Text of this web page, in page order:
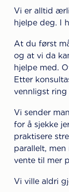
Vi er alltid
hjelpe deg. I
At du først
og at vi da
hjelpe med.
Etter
vennligst ring
Vi sender
for å sjekke
praktisere
parallelt,
vente til mer
Vi ville aldri